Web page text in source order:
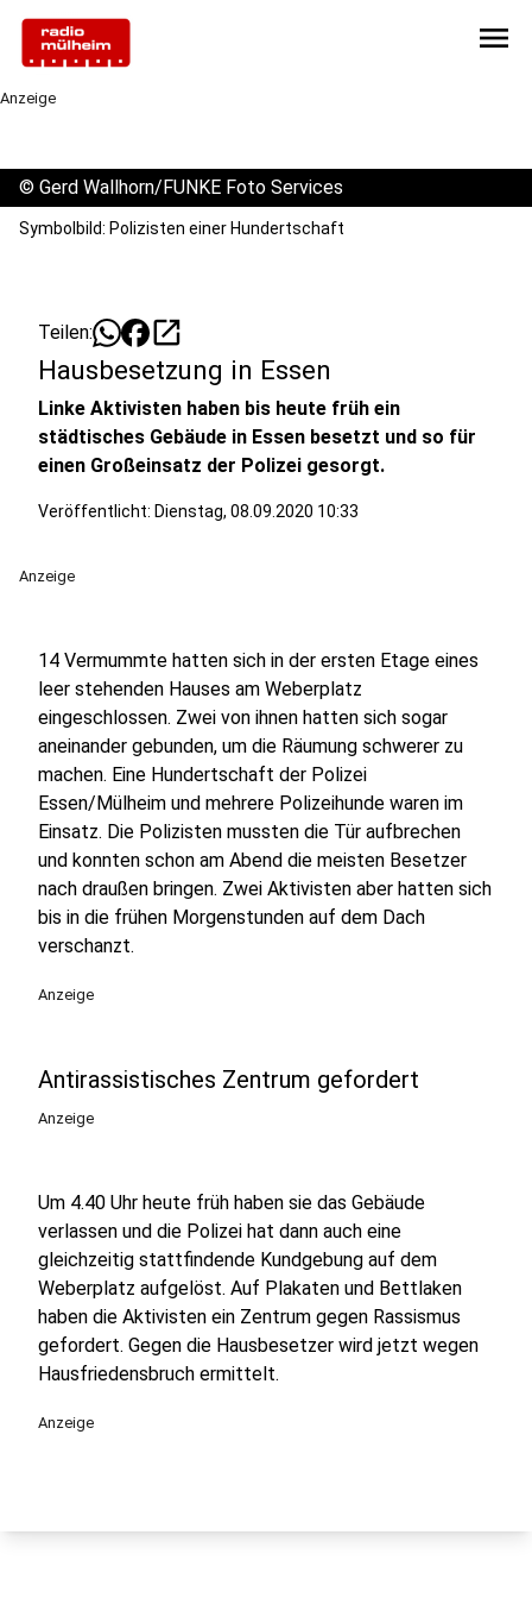
menu
Anzeige
© Gerd Wallhorn/FUNKE Foto Services
Symbolbild: Polizisten einer Hundertschaft
Teilen: open_in_new
Hausbesetzung in Essen
Linke Aktivisten haben bis heute früh ein
städtisches Gebäude in Essen besetzt und so für
einen Großeinsatz der Polizei gesorgt.
Veröffentlicht: Dienstag, 08.09.2020 10:33
Anzeige
14 Vermummte hatten sich in der ersten Etage eines
leer stehenden Hauses am Weberplatz
eingeschlossen. Zwei von ihnen hatten sich sogar
aneinander gebunden, um die Räumung schwerer zu
machen. Eine Hundertschaft der Polizei
Essen/Mülheim und mehrere Polizeihunde waren im
Einsatz. Die Polizisten mussten die Tür aufbrechen
und konnten schon am Abend die meisten Besetzer
nach draußen bringen. Zwei Aktivisten aber hatten sich
bis in die frühen Morgenstunden auf dem Dach
verschanzt.
Anzeige
Antirassistisches Zentrum gefordert
Anzeige
Um 4.40 Uhr heute früh haben sie das Gebäude
verlassen und die Polizei hat dann auch eine
gleichzeitig stattfindende Kundgebung auf dem
Weberplatz aufgelöst. Auf Plakaten und Bettlaken
haben die Aktivisten ein Zentrum gegen Rassismus
gefordert. Gegen die Hausbesetzer wird jetzt wegen
Hausfriedensbruch ermittelt.
Anzeige